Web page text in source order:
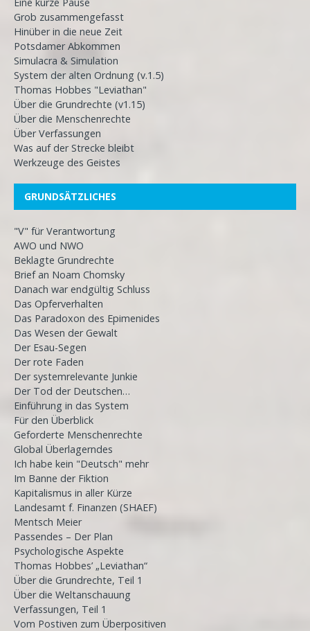
Grob zusammengefasst
Hinüber in die neue Zeit
Potsdamer Abkommen
Simulacra & Simulation
System der alten Ordnung (v.1.5)
Thomas Hobbes "Leviathan"
Über die Grundrechte (v1.15)
Über die Menschenrechte
Über Verfassungen
Was auf der Strecke bleibt
Werkzeuge des Geistes
GRUNDSÄTZLICHES
"V" für Verantwortung
AWO und NWO
Beklagte Grundrechte
Brief an Noam Chomsky
Danach war endgültig Schluss
Das Opferverhalten
Das Paradoxon des Epimenides
Das Wesen der Gewalt
Der Esau-Segen
Der rote Faden
Der systemrelevante Junkie
Der Tod der Deutschen…
Einführung in das System
Für den Überblick
Geforderte Menschenrechte
Global Überlagerndes
Ich habe kein "Deutsch" mehr
Im Banne der Fiktion
Kapitalismus in aller Kürze
Landesamt f. Finanzen (SHAEF)
Mentsch Meier
Passendes – Der Plan
Psychologische Aspekte
Thomas Hobbes’ „Leviathan“
Über die Grundrechte, Teil 1
Über die Weltanschauung
Verfassungen, Teil 1
Vom Postiven zum Überpositiven